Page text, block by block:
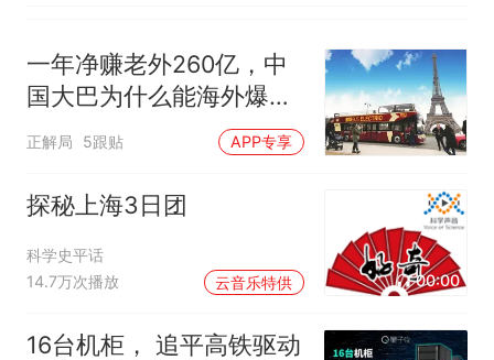
一年净赚老外260亿，中
国大巴为什么能海外爆
单？
正解局 5跟贴 APP专享
探秘上海3日团
科学史平话
14.7万次播放
云音乐特供 00:00
16台机柜， 追平高铁驱动